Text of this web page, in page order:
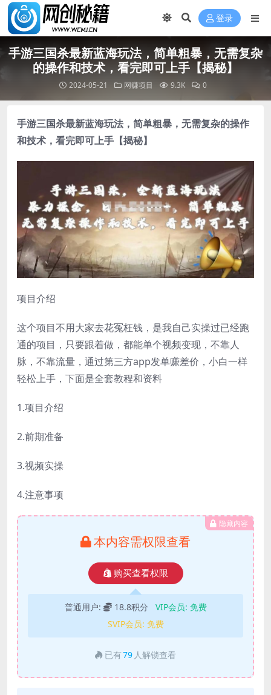
登录
手游三国杀最新蓝海玩法，简单粗暴，无需复杂
的操作和技术，看完即可上手【揭秘】
2024-05-21 网赚项目 9.3K 0
手游三国杀最新蓝海玩法 ，简单粗暴，无需复杂的操作
和技术，看完即可上手【揭秘】
项目介绍
这个项目不用大家去花冤枉钱，是我自己实操过已经跑
通的项目，只要跟着做，都能单个视频变现，不靠人
脉，不靠流量，通过第三方app发单赚差价，小白一样
轻松上手，下面是全套教程和资料
1.项目介绍
2.前期准备
3.视频实操
4.注意事项
隐藏内容
本内容需权限查看
购买查看权限
普通用户: 18.8积分 VIP会员: 免费
SVIP会员: 免费
已有79 人解锁查看